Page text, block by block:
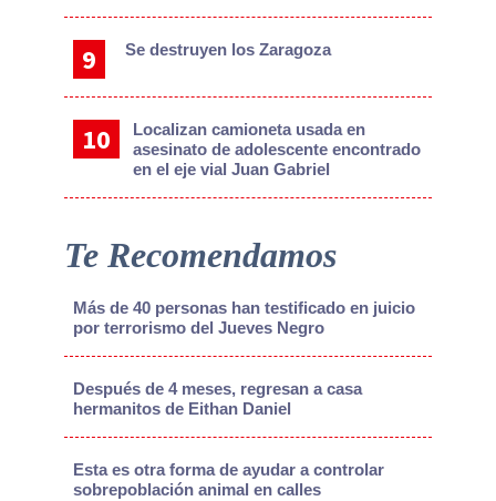
Se destruyen los Zaragoza
Localizan camioneta usada en
asesinato de adolescente encontrado
en el eje vial Juan Gabriel
Te Recomendamos
Más de 40 personas han testificado en juicio
por terrorismo del Jueves Negro
Después de 4 meses, regresan a casa
hermanitos de Eithan Daniel
Esta es otra forma de ayudar a controlar
sobrepoblación animal en calles